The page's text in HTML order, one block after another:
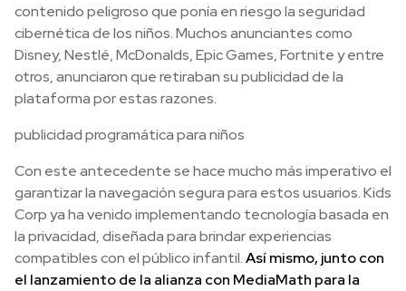
contenido peligroso que ponía en riesgo la seguridad
cibernética de los niños. Muchos anunciantes como
Disney, Nestlé, McDonalds, Epic Games, Fortnite y entre
otros, anunciaron que retiraban su publicidad de la
plataforma por estas razones.
publicidad programática para niños
Con este antecedente se hace mucho más imperativo el
garantizar la navegación segura para estos usuarios. Kids
Corp ya ha venido implementando tecnología basada en
la privacidad, diseñada para brindar experiencias
compatibles con el público infantil.Así mismo, junto con
el lanzamiento de la alianza con MediaMath para la